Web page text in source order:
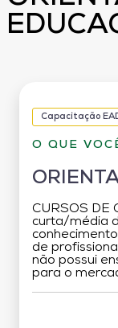
Capacitação
O QUE
CURSOS DE
curta/média
de
não possui
para o